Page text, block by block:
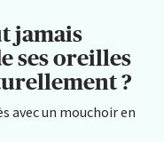
jamais
ses oreilles
?
avec un mouchoir en